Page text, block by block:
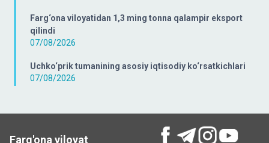
Farg‘ona viloyatidan 1,3 ming tonna qalampir eksport
qilindi
07/08/2026
Uchko‘prik tumanining asosiy iqtisodiy ko‘rsatkichlari
07/08/2026
Farg'ona viloyat